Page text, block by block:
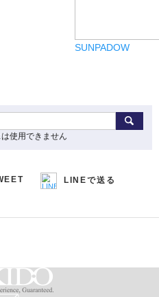
SUNPADOW
使用できません
LINEで送る